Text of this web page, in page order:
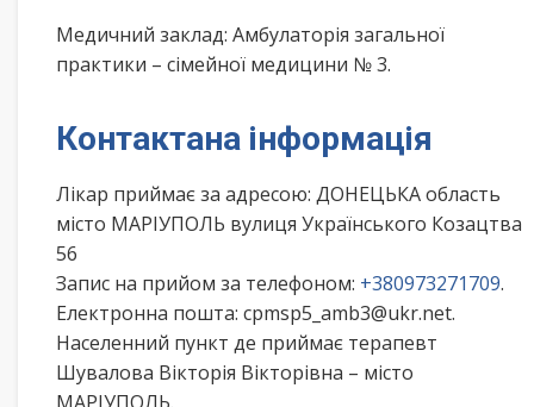
Медичний заклад: Амбулаторія загальної
практики – сімейної медицини № 3.
Контактана інформація
Лікар приймає за адресою: ДОНЕЦЬКА область
місто МАРІУПОЛЬ вулиця Українського Козацтва
56
Запис на прийом за телефоном: +380973271709.
Електронна пошта: cpmsp5_amb3@ukr.net.
Населенний пункт де приймає терапевт
Шувалова Вікторія Вікторівна – місто